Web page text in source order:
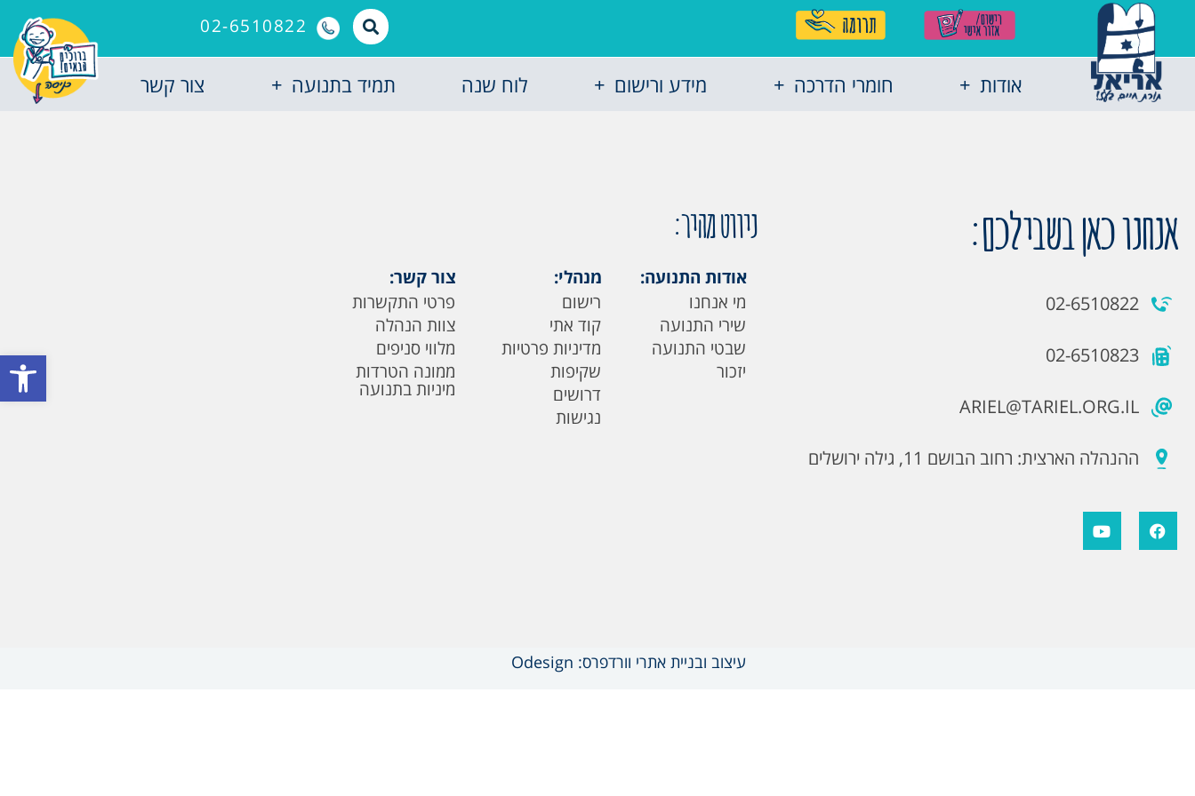
פתח
02-6510822
אודות חומרי הדרכה מידע ורישום לוח שנה תמיד בתנועה צור קשר
אנחנו כאן בשבילכם:
02-6510822
02-6510823
ARIEL@TARIEL.ORG.IL
ההנהלה הארצית: רחוב הבושם 11, גילה ירושלים
ניווט מהיר:
אודות התנועה:
מי אנחנו
שירי התנועה
שבטי התנועה
יזכור
מנהלי:
רישום
קוד אתי
מדיניות פרטיות
שקיפות
דרושים
נגישות
צור קשר:
פרטי התקשרות
צוות הנהלה
מלווי סניפים
ממונה הטרדות
מיניות בתנועה
עיצוב ובניית אתרי וורדפרס: Odesign